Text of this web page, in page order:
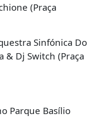
(Praça
Sinfónica Do
& Dj Switch (Praça
Parque Basílio